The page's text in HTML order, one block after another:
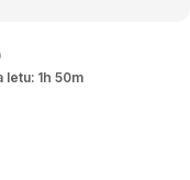
letu: 1h 50m